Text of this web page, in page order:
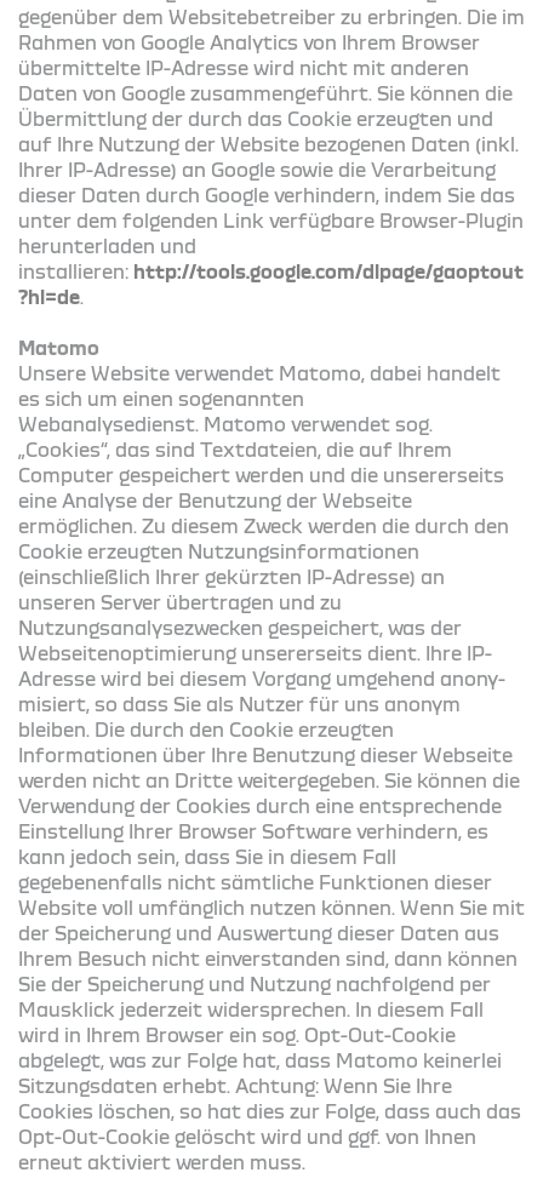
gegenüber dem Websitebetreiber zu erbringen. Die im
Rahmen von Google Analytics von Ihrem Browser
übermittelte IP-Adresse wird nicht mit anderen
Daten von Google zusammengeführt. Sie können die
Übermittlung der durch das Cookie erzeugten und
auf Ihre Nutzung der Website bezogenen Daten (inkl.
Ihrer IP-Adresse) an Google sowie die Verarbeitung
dieser Daten durch Google verhindern, indem Sie das
unter dem folgenden Link verfügbare Browser-Plugin
herunterladen und
installieren: http://tools.google.com/dlpage/gaoptout
?hl=de.
Matomo
Unsere Website verwendet Matomo, dabei handelt
es sich um einen sogenannten
Webanalysedienst. Matomo verwendet sog.
„Cookies“, das sind Textdateien, die auf Ihrem
Computer gespeichert werden und die unsererseits
eine Analyse der Benutzung der Webseite
ermöglichen. Zu diesem Zweck werden die durch den
Cookie erzeugten Nutzungsinformationen
(einschließlich Ihrer gekürzten IP-Adresse) an
unseren Server übertragen und zu
Nutzungsanalysezwecken gespeichert, was der
Webseitenoptimierung unsererseits dient. Ihre IP-
Adresse wird bei diesem Vorgang umge­hend anony­
mi­siert, so dass Sie als Nutzer für uns anonym
bleiben. Die durch den Cookie erzeugten
Informationen über Ihre Benutzung dieser Webseite
werden nicht an Dritte weitergegeben. Sie können die
Verwendung der Cookies durch eine entsprechende
Einstellung Ihrer Browser Software verhindern, es
kann jedoch sein, dass Sie in diesem Fall
gegebenenfalls nicht sämtliche Funktionen dieser
Website voll umfänglich nutzen können. Wenn Sie mit
der Speicherung und Auswertung die­ser Daten aus
Ihrem Besuch nicht einverstanden sind, dann können
Sie der Speicherung und Nutzung nachfolgend per
Mausklick jederzeit widersprechen. In diesem Fall
wird in Ihrem Browser ein sog. Opt-Out-Cookie
abgelegt, was zur Folge hat, dass Matomo keinerlei
Sitzungsdaten erhebt. Achtung: Wenn Sie Ihre
Cookies löschen, so hat dies zur Folge, dass auch das
Opt-Out-Cookie gelöscht wird und ggf. von Ihnen
erneut aktiviert werden muss.